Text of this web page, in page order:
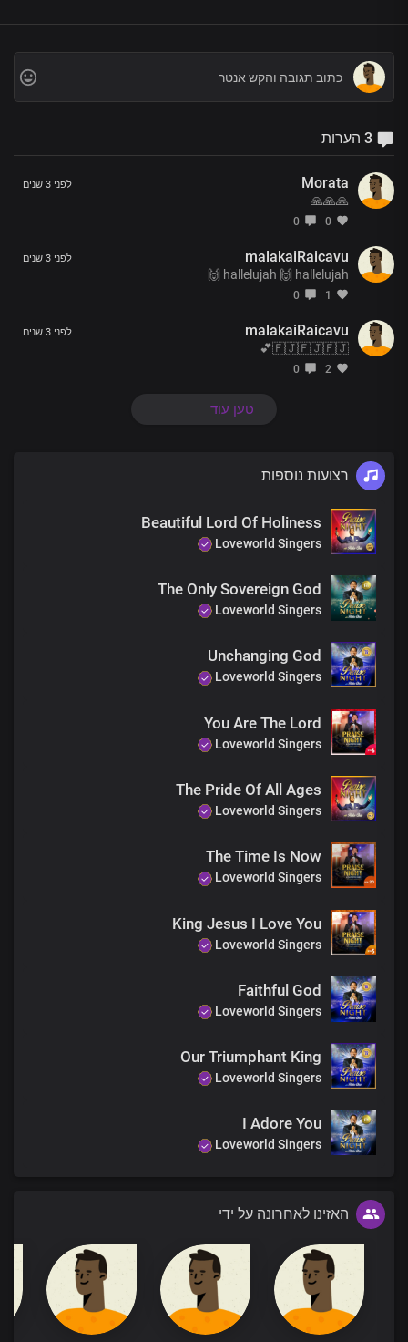
Morata
🙏🙏🙏
0
0
לפני 3 שנים
malakaiRaicavu
hallelujah 🙌 hallelujah 🙌
1
0
לפני 3 שנים
malakaiRaicavu
🇫🇯🇫🇯🇫🇯💕
2
0
לפני 3 שנים
טען עוד
רצועות נוספות
Beautiful Lord Of Holiness
Loveworld Singers
The Only Sovereign God
Loveworld Singers
Unchanging God
Loveworld Singers
You Are The Lord
Loveworld Singers
The Pride Of All Ages
Loveworld Singers
The Time Is Now
Loveworld Singers
King Jesus I Love You
Loveworld Singers
Faithful God
Loveworld Singers
Our Triumphant King
Loveworld Singers
I Adore You
Loveworld Singers
האזינו לאחרונה על ידי